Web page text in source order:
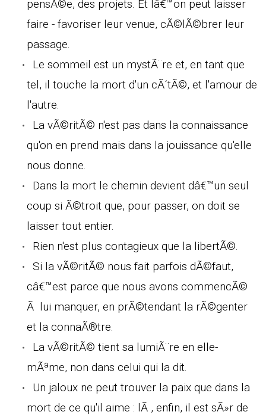
pensÃ©e, des projets. Et lâ€™on peut laisser
faire - favoriser leur venue, cÃ©lÃ©brer leur
passage.
Le sommeil est un mystÃ¨re et, en tant que
tel, il touche la mort d'un cÃ´tÃ©, et l'amour de
l'autre.
La vÃ©ritÃ© n'est pas dans la connaissance
qu'on en prend mais dans la jouissance qu'elle
nous donne.
Dans la mort le chemin devient dâ€™un seul
coup si Ã©troit que, pour passer, on doit se
laisser tout entier.
Rien n'est plus contagieux que la libertÃ©.
Si la vÃ©ritÃ© nous fait parfois dÃ©faut,
câ€™est parce que nous avons commencÃ©
Ã lui manquer, en prÃ©tendant la rÃ©genter
et la connaÃ®tre.
La vÃ©ritÃ© tient sa lumiÃ¨re en elle-
mÃªme, non dans celui qui la dit.
Un jaloux ne peut trouver la paix que dans la
mort de ce qu'il aime : lÃ , enfin, il est sÃ»r de